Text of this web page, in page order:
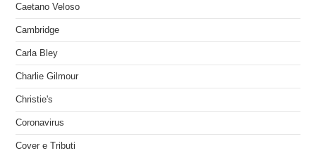
Caetano Veloso
Cambridge
Carla Bley
Charlie Gilmour
Christie's
Coronavirus
Cover e Tributi